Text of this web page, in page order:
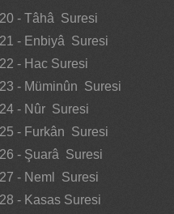
20 - Tâhâ Suresi
21 - Enbiyâ Suresi
22 - Hac Suresi
23 - Müminûn Suresi
24 - Nûr Suresi
25 - Furkân Suresi
26 - Şuarâ Suresi
27 - Neml Suresi
28 - Kasas Suresi